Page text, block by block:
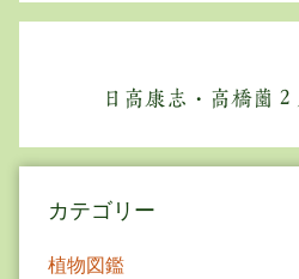
ビ
シ
日高康志・高橋薗２
カテゴリー
植物図鑑